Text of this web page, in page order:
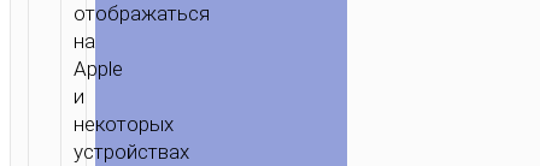
отображаться
на
Apple
и
некоторых
устройствах